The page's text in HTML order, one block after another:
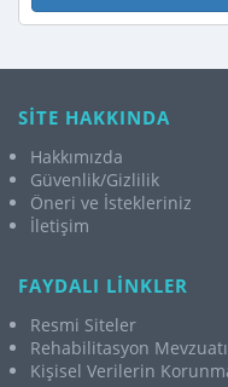
SİTE HAKKINDA
Hakkımızda
Güvenlik/Gizlilik
Öneri ve İstekleriniz
İletişim
FAYDALI LİNKLER
Resmi Siteler
Rehabilitasyon Mevzuatı
Kişisel Verilerin